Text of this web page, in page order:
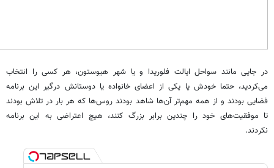
در جایی مانند سواحل ایالت فلوریدا و یا شهر هیوستون، هر کسی را انتخاب
می‌کردید، حتما خودش یا یکی از اعضای خانواده یا دوستانش درگیر این برنامه
فضایی بودند و از همه مهم‌تر آن‌ها شاهد بودند روس‌ها که هر بار در تلاش بودند
تا موفقیت‌های خود را چندین برابر بزرگ کنند، هیچ اعتراضی به این برنامه
نکردند.